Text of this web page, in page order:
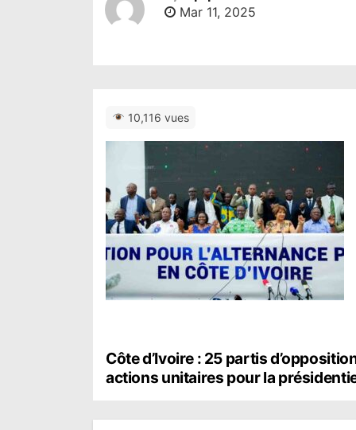
Mar 11, 2025
10,116 vues
N
a
Côte d’Ivoire : 25 partis
actions unitaires pour la